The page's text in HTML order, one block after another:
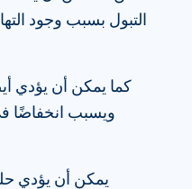
التبول بسبب وجود
كما يمكن أن يؤدي
ويسبب انخفاضًا في
يمكن أن يؤدي